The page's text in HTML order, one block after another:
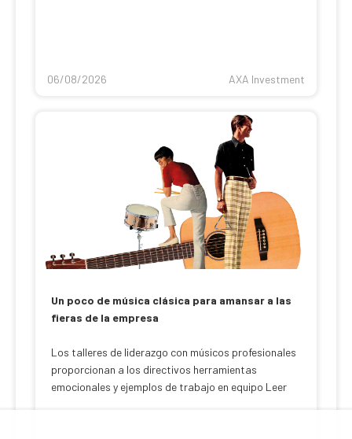
06/08/2026 AXA Investment
Un poco de música clásica para amansar a las
fieras de la empresa
Los talleres de liderazgo con músicos profesionales
proporcionan a los directivos herramientas
emocionales y ejemplos de trabajo en equipo Leer